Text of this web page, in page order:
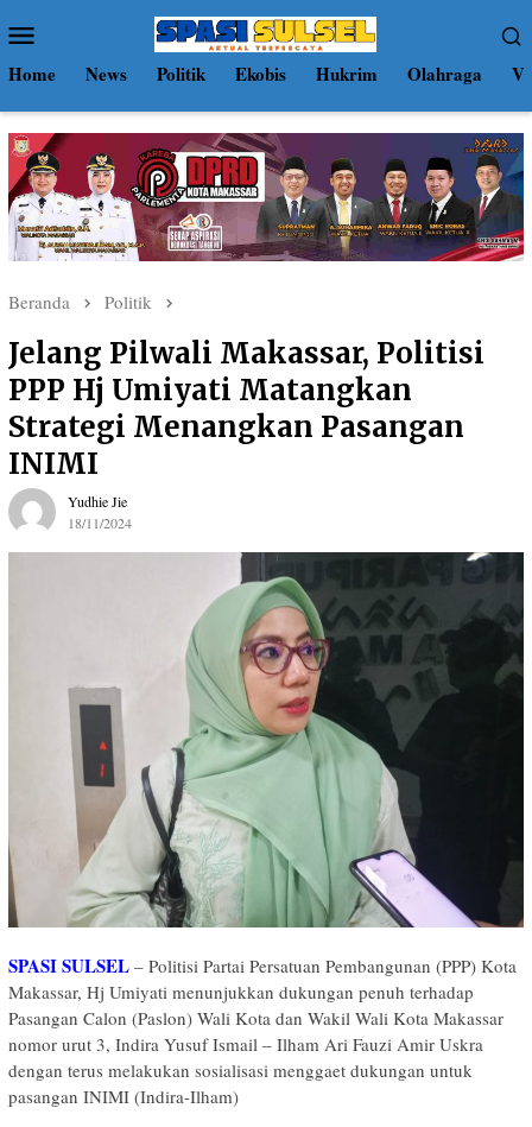
ke
kontenMobile
Home News Politik Ekobis Hukrim Olahraga
Beranda Politik
Jelang Pilwali Makassar, Politisi
PPP Hj Umiyati Matangkan
Strategi Menangkan Pasangan
INIMI
Yudhie Jie
18/11/2024
SPASI SULSEL – Politisi Partai Persatuan Pembangunan (PPP) Kota
Makassar, Hj Umiyati menunjukkan dukungan penuh terhadap
Pasangan Calon (Paslon) Wali Kota dan Wakil Wali Kota Makassar
nomor urut 3, Indira Yusuf Ismail – Ilham Ari Fauzi Amir Uskra
dengan terus melakukan sosialisasi menggaet dukungan untuk
pasangan INIMI (Indira-Ilham)